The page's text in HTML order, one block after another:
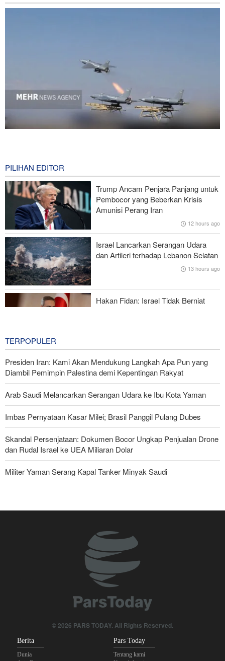
Brigjen Akrami Nia: Artesh dalam Kondisi Siaga Penuh
Foreign Policy: Riyadh Terjepit di Antara Iran dan Ansarullah,
Kebijakan Ini Gagal
Brigjen Ebnolreza: Teknologi Iran Lebih Unggul daripada Sistem
Impor Mana Pun di Kawasan
Mengapa AS Nyaris Kehabisan Senjata dalam perang melawan
Iran?
PILIHAN EDITOR
Trump Ancam Penjara Panjang untuk
Pembocor yang Beberkan Krisis
Amunisi Perang Iran
12 hours ago
Israel Lancarkan Serangan Udara
dan Artileri terhadap Lebanon Selatan
13 hours ago
Hakan Fidan: Israel Tidak Berniat
TERPOPULER
Presiden Iran: Kami Akan Mendukung Langkah Apa Pun yang
Diambil Pemimpin Palestina demi Kepentingan Rakyat
Arab Saudi Melancarkan Serangan Udara ke Ibu Kota Yaman
Imbas Pernyataan Kasar Milei; Brasil Panggil Pulang Dubes
Skandal Persenjataan: Dokumen Bocor Ungkap Penjualan Drone
dan Rudal Israel ke UEA Miliaran Dolar
Militer Yaman Serang Kapal Tanker Minyak Saudi
Impor Mana Pun di Kawasan
Irak: Jumlah Peziarah yang Masuk sejak Awal Muharam Capai
Pangkalan Terorisnya!
Ledakan yang Mengguncang UEA; Di Mana Jebel Ali dan
© 2026 PARS TODAY. All Rights Reserved.
Berita
Dunia
Pars Today
Tentang kami